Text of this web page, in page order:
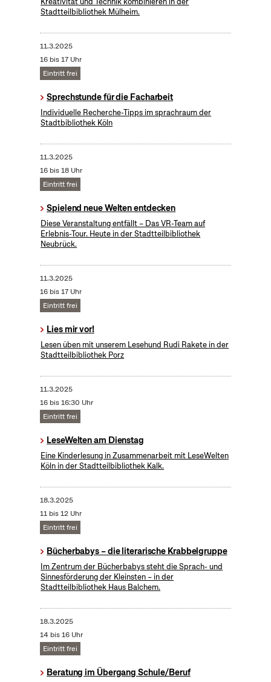
Stadtteilbibliothek Mülheim.
11.3.2025
16 bis 17 Uhr
Eintritt frei
Sprechstunde für die Facharbeit
Individuelle Recherche-Tipps im sprachraum der
Stadtbibliothek Köln
11.3.2025
16 bis 18 Uhr
Eintritt frei
Spielend neue Welten entdecken
Diese Veranstaltung entfällt – Das VR-Team auf
Erlebnis-Tour. Heute in der Stadtteilbibliothek
Neubrück.
11.3.2025
16 bis 17 Uhr
Eintritt frei
Lies mir vor!
Lesen üben mit unserem Lesehund Rudi Rakete in der
Stadtteilbibliothek Porz
11.3.2025
16 bis 16:30 Uhr
Eintritt frei
LeseWelten am Dienstag
Eine Kinderlesung in Zusammenarbeit mit LeseWelten
Köln in der Stadtteilbibliothek Kalk.
18.3.2025
11 bis 12 Uhr
Eintritt frei
Bücherbabys – die literarische Krabbelgruppe
Im Zentrum der Bücherbabys steht die Sprach- und
Sinnesförderung der Kleinsten – in der
Stadtteilbibliothek Haus Balchem.
18.3.2025
14 bis 16 Uhr
Eintritt frei
Beratung im Übergang Schule/Beruf